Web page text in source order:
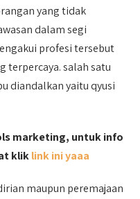
yang tidak
dalam segi
profesi tersebut
terpercaya. salah satu
diandalkan yaitu qyusi
marketing, untuk info
kliklink ini yaaa
maupun peremajaan